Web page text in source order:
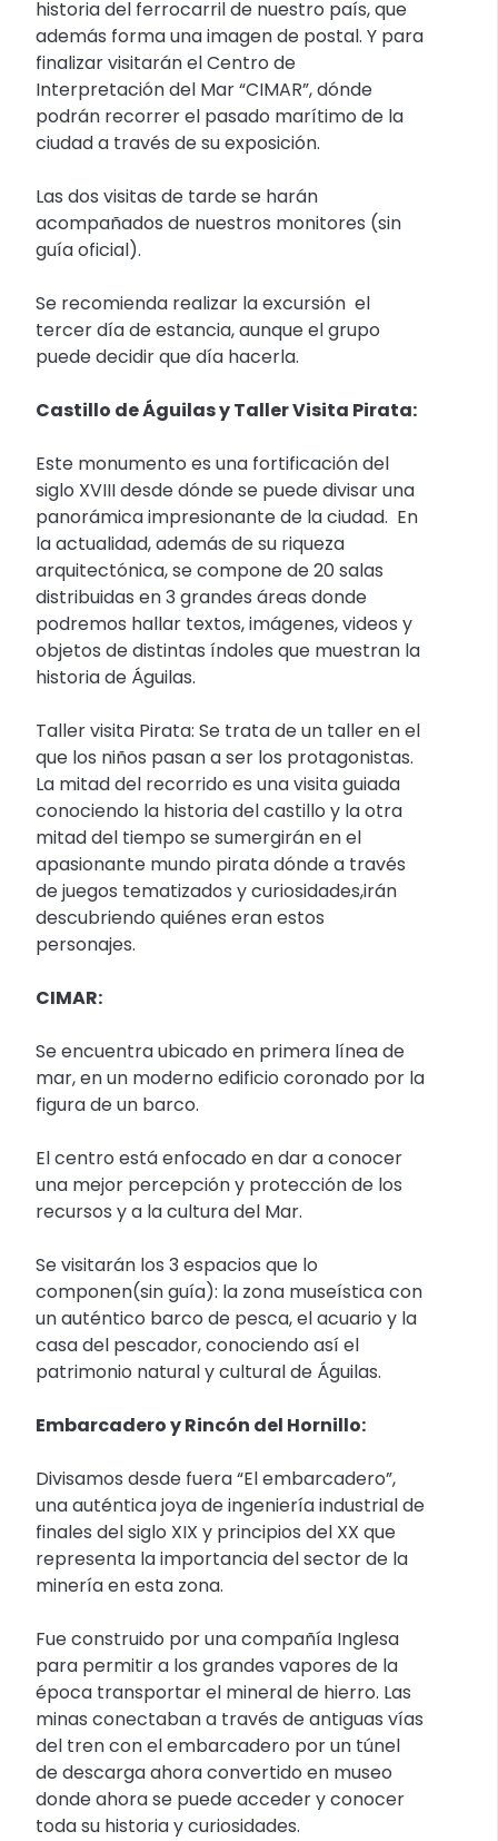
historia del ferrocarril de nuestro país, que
además forma una imagen de postal. Y para
finalizar visitarán el Centro de
Interpretación del Mar “CIMAR”, dónde
podrán recorrer el pasado marítimo de la
ciudad a través de su exposición.
Las dos visitas de tarde se harán
acompañados de nuestros monitores (sin
guía oficial).
Se recomienda realizar la excursión el
tercer día de estancia, aunque el grupo
puede decidir que día hacerla.
Castillo de Águilas y Taller Visita Pirata:
Este monumento es una fortificación del
siglo XVIII desde dónde se puede divisar una
panorámica impresionante de la ciudad. En
la actualidad, además de su riqueza
arquitectónica, se compone de 20 salas
distribuidas en 3 grandes áreas donde
podremos hallar textos, imágenes, videos y
objetos de distintas índoles que muestran la
historia de Águilas.
Taller visita Pirata: Se trata de un taller en el
que los niños pasan a ser los protagonistas.
La mitad del recorrido es una visita guiada
conociendo la historia del castillo y la otra
mitad del tiempo se sumergirán en el
apasionante mundo pirata dónde a través
de juegos tematizados y curiosidades,irán
descubriendo quiénes eran estos
personajes.
CIMAR:
Se encuentra ubicado en primera línea de
mar, en un moderno edificio coronado por la
figura de un barco.
El centro está enfocado en dar a conocer
una mejor percepción y protección de los
recursos y a la cultura del Mar.
Se visitarán los 3 espacios que lo
componen(sin guía): la zona museística con
un auténtico barco de pesca, el acuario y la
casa del pescador, conociendo así el
patrimonio natural y cultural de Águilas.
Embarcadero y Rincón del Hornillo:
Divisamos desde fuera “El embarcadero”,
una auténtica joya de ingeniería industrial de
finales del siglo XIX y principios del XX que
representa la importancia del sector de la
minería en esta zona.
Fue construido por una compañía Inglesa
para permitir a los grandes vapores de la
época transportar el mineral de hierro. Las
minas conectaban a través de antiguas vías
del tren con el embarcadero por un túnel
de descarga ahora convertido en museo
donde ahora se puede acceder y conocer
toda su historia y curiosidades.